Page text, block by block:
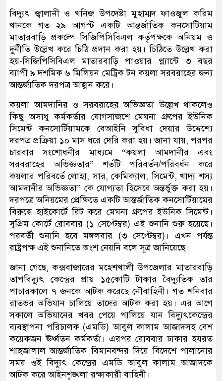
বিদ্যুৎ জ্বালানী ও খনিজ উপদেষ্টা মুহাম্মদ ফাওজুল করিম
খানকে গত ২৯ আগস্ট একটি আন্তর্জাতিক কনসোটিয়াম
মাতারবাড়ি প্রকল্পে সিজিপিসিবিএল কর্তৃপক্ষকে অনিয়ম ও
দুর্নীতি উল্লেখ করে চিঠি প্রদান করা হয়। চিঠিতে উল্লেখ করা
হয়-সিজিপিসিবিএল মাতারবাড়ি পাওয়ার প্ল্যান্টে ৩ বছর
ব্যাপী ৯ দশমিক ৬ মিলিয়ন মেট্রিক টন কয়লা সরবরাহের জন্য
আন্তর্জাতিক দরপত্র আহ্বান করে।
কয়লা আমদানির ও সরবরাহের অভিজ্ঞতা উল্লেখ থাকলেও
কিছু অসাধু কর্মকর্তার যোগসাজশে মেঘনা গ্রুপের ইউনিক
সিমেন্ট কনসোর্টিয়ামকে বেআইনি সুবিধা দেয়ার উদ্দেশ্যে
দরপত্র প্রক্রিয়া ১০ মাস ধরে দেরি করা হয়। জানা যায়, পরপর
চারবার সংশোধনীর মাধ্যমে “কয়লা আমদানীর এবং
সরবরাহের অভিজ্ঞতার” শর্তটি পরিবর্তন/পরিবর্ধন করে
কয়লার পরিবর্তে লোহা, সার, কেমিক্যাল, সিমেন্ট, খাদ্য শস্য
আমদানীর অভিজ্ঞতা” কে যোগ্যতা হিসেবে অন্তর্ভুক্ত করা হয়।
দরপত্রে অনিয়মের প্রেক্ষিতে একটি আন্তর্জাতিক কনসোর্টিয়ামের
বিরুদ্ধে হাইকোর্টে রিট করে মেঘনা গ্রুপের ইউনিক সিমেন্ট।
সুপ্রিম কোর্টে রোববার (১ সেপ্টেম্বর) এই শুনানি শুরু হয়েছে।
পরবর্তী শুনানি হবে মঙ্গলবার (৩ সেপ্টেম্বর)। এখন পর্যন্ত
রাষ্ট্রপক্ষ এই শুনানিতে অংশ নেয়নি বলে সূত্র জানিয়েছে।
জানা গেছে, কক্সবাজারের মহেশখালী উপজেলার মাতারবাড়ি
তাপবিদ্যুৎ কেন্দ্রের প্রায় ১৫কোটি টাকার বৈদ্যুতিক তার
পাচারকালে ৭ জনকে আটক করেছে নৌবাহিনী। গত শনিবার
রাতভর অভিযান চালিয়ে তাদের আটক করা হয়। এর আগে
সকালে অভিযানের খবর পেয়ে পালিয়ে যান বিদ্যুৎকেন্দ্রের
ব্যবস্থাপনা পরিচালক (এমডি) আবুল কালাম আজাদসহ বেশ
কয়েকজন ঊর্ধ্বতন কর্মকর্তা। এরপর রোববার ঢাকার হযরত
শাহজালাল আন্তর্জাতিক বিমানবন্দর দিয়ে বিদেশে পালানোর
সময় ওই বিদ্যুৎ কেন্দ্রের এমডি আবুল কালাম আজাদকে
আটক করে আইনশৃঙ্খলা রক্ষাকারী বাহিনী।